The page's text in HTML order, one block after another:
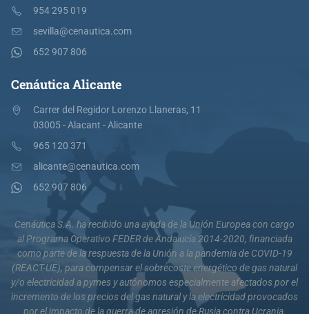
954 295 019
sevilla@cenautica.com
652 907 806
Cenáutica Alicante
Carrer del Regidor Lorenzo Llaneras, 11
03005 - Alacant - Alicante
965 120 371
alicante@cenautica.com
652 907 806
Cenáutica S.A. ha recibido una ayuda de la Unión Europea con cargo
al Programa Operativo FEDER de Andalucía 2014-2020, financiada
como parte de la respuesta de la Unión a la pandemia de COVID-19
(REACT-UE), para compensar el sobrecoste energético de gas natural
y/o electricidad a pymes y autónomos especialmente afectados por el
incremento de los precios del gas natural y la electricidad provocados